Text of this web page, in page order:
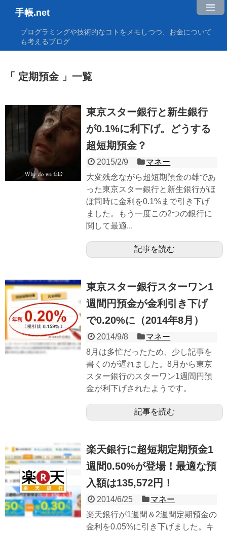
手帳.net
プログラミングや技術的なコトをメモしつつ、お金について
も考えるブログ
定期預金 一覧
東京スター銀行と新生銀行
が0.1%に利下げ。どうする
超短期預金？
2015/2/9
マネー
大変残念ながら超短期預金の雄であ
った東京スター銀行と新生銀行がほ
ぼ同時に金利を0.1%まで引き下げ
ました。もう一度この2つの銀行に
関して最適...
記事を読む
東京スター銀行スターワン1
週間円預金が金利引き下げ
で0.20%に（2014年8月）
2014/9/8
マネー
8月は多忙だったため、少し記事を
書くのが遅れました。8月から東京
スター銀行のスターワン1週間円預
金が利下げされたようです。
記事を読む
楽天銀行に超短期定期預金1
週間0.50%が登場！最適な預
入額は135,572円！
2014/6/25
マネー
楽天銀行が1週間＆2週間定期預金の
金利を0.05%に引き下げました。キ